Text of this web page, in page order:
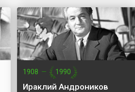
1908 — 1990
Ираклий Андроников